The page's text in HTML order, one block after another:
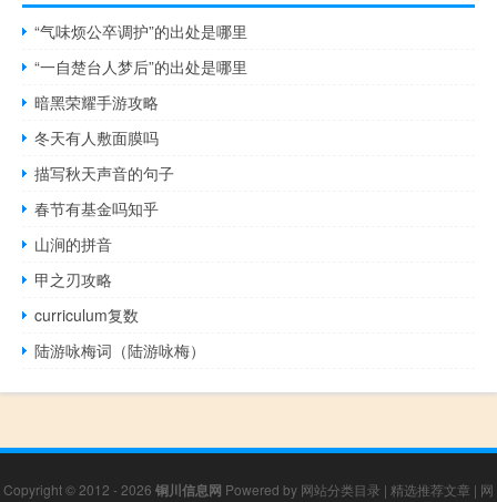
“气味烦公卒调护”的出处是哪里
“一自楚台人梦后”的出处是哪里
暗黑荣耀手游攻略
冬天有人敷面膜吗
描写秋天声音的句子
春节有基金吗知乎
山涧的拼音
甲之刃攻略
curriculum复数
陆游咏梅词（陆游咏梅）
Copyright © 2012 - 2026 铜川信息网 Powered by 网站分类目录 | 精选推荐文章 | 网